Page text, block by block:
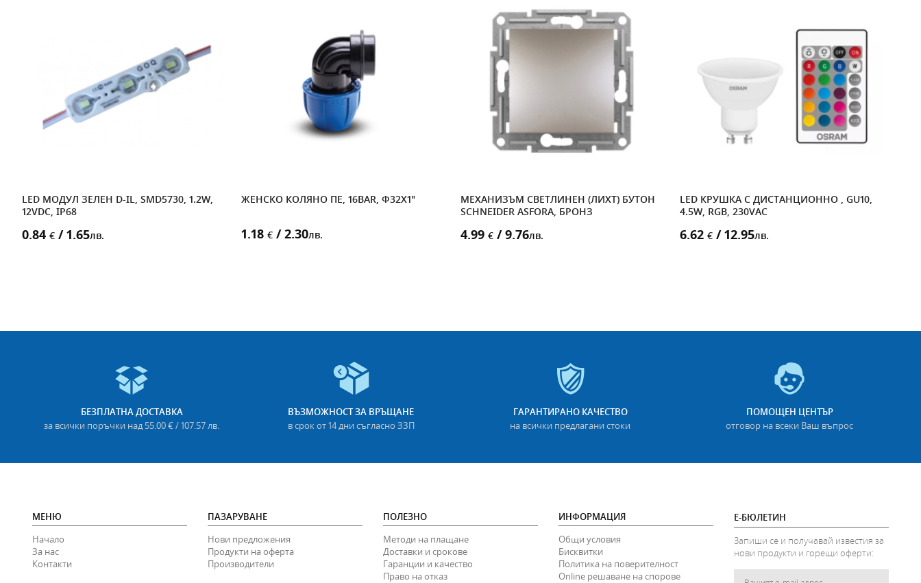
LED МОДУЛ ЗЕЛЕН D-IL, SMD5730, 1.2W,
12VDC, IP68
0.84 € / 1.65лв.
ЖЕНСКО КОЛЯНО ПЕ, 16BAR, Ф32X1"
1.18 € / 2.30лв.
МЕХАНИЗЪМ СВЕТЛИНЕН (ЛИХТ) БУТОН
SCHNEIDER ASFORA, БРОНЗ
4.99 € / 9.76лв.
LED КРУШКА С ДИСТАНЦИОННО , GU10,
4.5W, RGB, 230VAC
6.62 € / 12.95лв.
БЕЗПЛАТНА ДОСТАВКА
за всички поръчки над 55.00 € / 107.57 лв.
ВЪЗМОЖНОСТ ЗА ВРЪЩАНЕ
в срок от 14 дни съгласно ЗЗП
ГАРАНТИРАНО КАЧЕСТВО
на всички предлагани стоки
ПОМОЩЕН ЦЕНТЪР
отговор на всеки Ваш въпрос
МЕНЮ
Начало
За нас
Контакти
ПАЗАРУВАНЕ
Нови предложения
Продукти на оферта
Производители
ПОЛЕЗНО
Методи на плащане
Доставки и срокове
Гаранции и качество
Право на отказ
ИНФОРМАЦИЯ
Общи условия
Бисквитки
Политика на поверителност
Online решаване на спорове
Е-БЮЛЕТИН
Запиши се и получавай известия за
нови продукти и горещи оферти: